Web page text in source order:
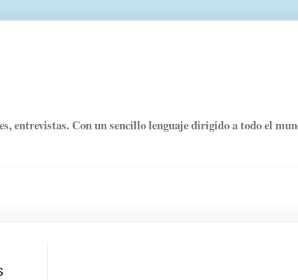
entrevistas. Con un sencillo lenguaje dirigido a todo el